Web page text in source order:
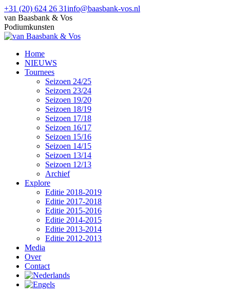
Skip
to
content
+31 (20) 624 26 31info@baasbank-vos.nl
Facebook
page
opens
new
window
van Baasbank & Vos
Podiumkunsten
Home
NIEUWS
Tournees
Seizoen 24/25
Seizoen 23/24
Seizoen 19/20
Seizoen 18/19
Seizoen 17/18
Seizoen 16/17
Seizoen 15/16
Seizoen 14/15
Seizoen 13/14
Seizoen 12/13
Archief
Explore
Editie 2018-2019
Editie 2017-2018
Editie 2015-2016
Editie 2014-2015
Editie 2013-2014
Editie 2012-2013
Media
Over
Contact